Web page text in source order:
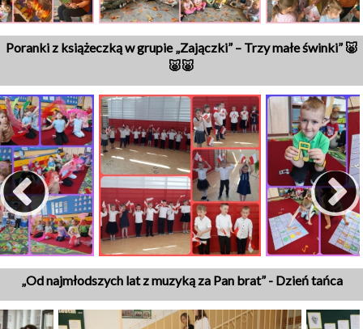
Poranki z książeczką w grupie „Zajączki” – Trzy małe świnki” 🐷
🐷🐷
„Od najmłodszych lat z muzyką za Pan brat” - Dzień tańca